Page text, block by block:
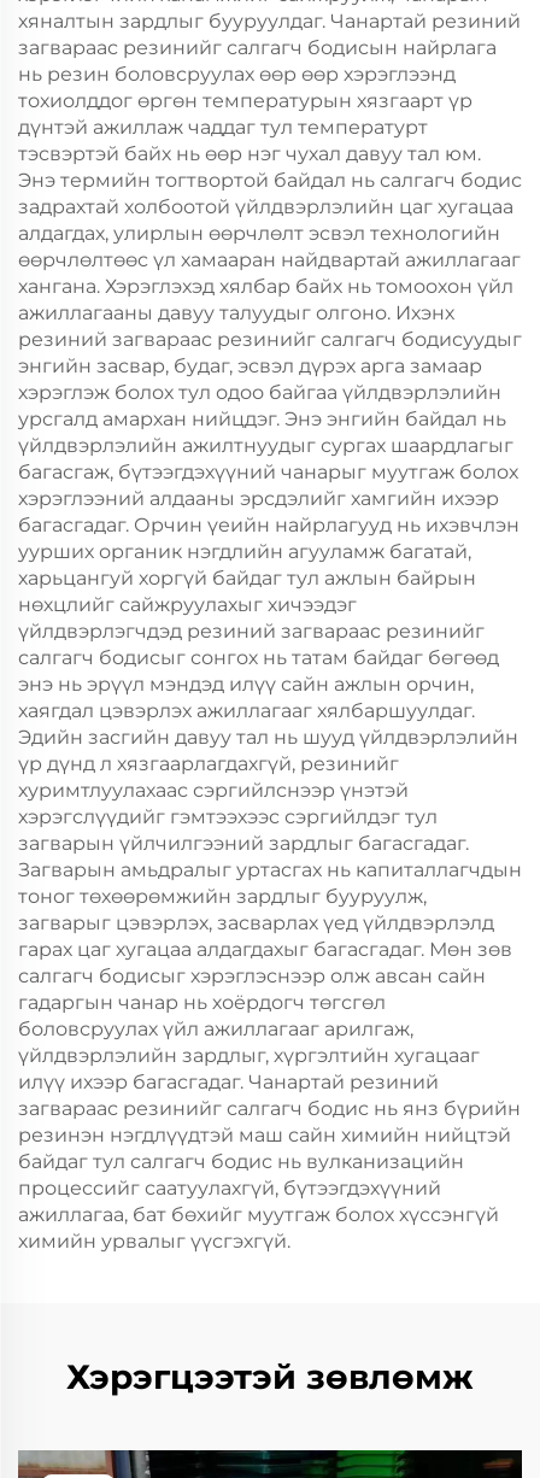
хяналтын зардлыг бууруулдаг. Чанартай резиний
загвараас резинийг салгагч бодисын найрлага
нь резин боловсруулах өөр өөр хэрэглээнд
тохиолддог өргөн температурын хязгаарт үр
дүнтэй ажиллаж чаддаг тул температурт
тэсвэртэй байх нь өөр нэг чухал давуу тал юм.
Энэ термийн тогтвортой байдал нь салгагч бодис
задрахтай холбоотой үйлдвэрлэлийн цаг хугацаа
алдагдах, улирлын өөрчлөлт эсвэл технологийн
өөрчлөлтөөс үл хамааран найдвартай ажиллагааг
хангана. Хэрэглэхэд хялбар байх нь томоохон үйл
ажиллагааны давуу талуудыг олгоно. Ихэнх
резиний загвараас резинийг салгагч бодисуудыг
энгийн засвар, будаг, эсвэл дүрэх арга замаар
хэрэглэж болох тул одоо байгаа үйлдвэрлэлийн
урсгалд амархан нийцдэг. Энэ энгийн байдал нь
үйлдвэрлэлийн ажилтнуудыг сургах шаардлагыг
багасгаж, бүтээгдэхүүний чанарыг муутгаж болох
хэрэглээний алдааны эрсдэлийг хамгийн ихээр
багасгадаг. Орчин үеийн найрлагууд нь ихэвчлэн
уурших органик нэгдлийн агууламж багатай,
харьцангуй хоргүй байдаг тул ажлын байрын
нөхцлийг сайжруулахыг хичээдэг
үйлдвэрлэгчдэд резиний загвараас резинийг
салгагч бодисыг сонгох нь татам байдаг бөгөөд
энэ нь эрүүл мэндэд илүү сайн ажлын орчин,
хаягдал цэвэрлэх ажиллагааг хялбаршуулдаг.
Эдийн засгийн давуу тал нь шууд үйлдвэрлэлийн
үр дүнд л хязгаарлагдахгүй, резинийг
хуримтлуулахаас сэргийлснээр үнэтэй
хэрэгслүүдийг гэмтээхээс сэргийлдэг тул
загварын үйлчилгээний зардлыг багасгадаг.
Загварын амьдралыг уртасгах нь капиталлагчдын
тоног төхөөрөмжийн зардлыг бууруулж,
загварыг цэвэрлэх, засварлах үед үйлдвэрлэлд
гарах цаг хугацаа алдагдахыг багасгадаг. Мөн зөв
салгагч бодисыг хэрэглэснээр олж авсан сайн
гадаргын чанар нь хоёрдогч төгсгөл
боловсруулах үйл ажиллагааг арилгаж,
үйлдвэрлэлийн зардлыг, хүргэлтийн хугацааг
илүү ихээр багасгадаг. Чанартай резиний
загвараас резинийг салгагч бодис нь янз бүрийн
резинэн нэгдлүүдтэй маш сайн химийн нийцтэй
байдаг тул салгагч бодис нь вулканизацийн
процессийг саатуулахгүй, бүтээгдэхүүний
ажиллагаа, бат бөхийг муутгаж болох хүссэнгүй
химийн урвалыг үүсгэхгүй.
Хэрэгцээтэй зөвлөмж